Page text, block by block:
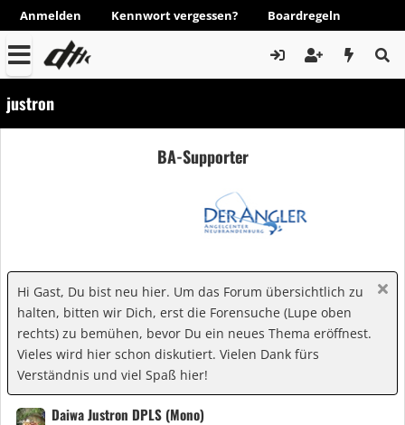
Anmelden Kennwort vergessen? Boardregeln
justron
BA-Supporter
Hi Gast, Du bist neu hier. Um das Forum übersichtlich zu
halten, bitten wir Dich, erst die Forensuche (Lupe oben
rechts) zu bemühen, bevor Du ein neues Thema eröffnest.
Vieles wird hier schon diskutiert. Vielen Dank fürs
Verständnis und viel Spaß hier!
Daiwa Justron DPLS (Mono)